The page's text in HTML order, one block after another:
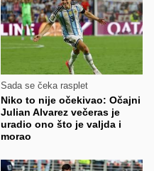
Sada se čeka rasplet
Niko to nije očekivao: Očajni
Julian Alvarez večeras je
uradio ono što je valjda i
morao